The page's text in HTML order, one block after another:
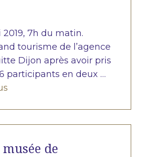
2019, 7h du matin.
tourisme de l’agence
Dijon après avoir pris
participants en deux …
de